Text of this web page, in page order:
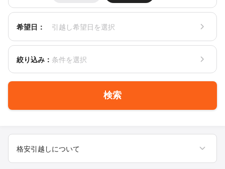
希望日： 引越し希望日を選択
絞り込み： 条件を選択
検索
格安引越しについて